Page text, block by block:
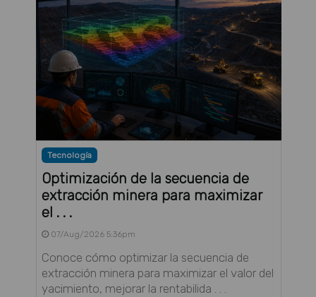
Tecnología
Optimización de la secuencia de
extracción minera para maximizar
el . . .
07/Aug/2026 5:36pm
Conoce cómo optimizar la secuencia de
extracción minera para maximizar el valor del
yacimiento, mejorar la rentabilida . . .